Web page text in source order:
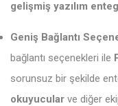
gelişmiş yazılım
Geniş Bağlantı
bağlantı seçenekleri ile
sorunsuz bir şekilde
okuyucular ve diğer